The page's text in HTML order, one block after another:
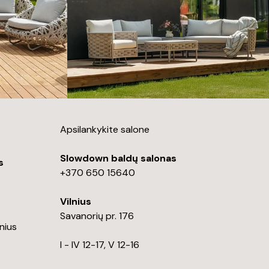
Apsilankykite salone
Slowdown baldų salonas
+370 650 15640
Vilnius
Savanorių pr. 176
I - IV 12-17, V 12-16